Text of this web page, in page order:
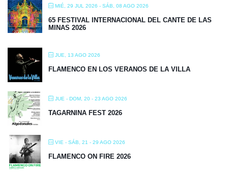
MIÉ, 29 JUL 2026 - SÁB, 08 AGO 2026
65 FESTIVAL INTERNACIONAL DEL CANTE DE LAS
MINAS 2026
JUE, 13 AGO 2026
FLAMENCO EN LOS VERANOS DE LA VILLA
JUE - DOM, 20 - 23 AGO 2026
TAGARNINA FEST 2026
VIE - SÁB, 21 - 29 AGO 2026
FLAMENCO ON FIRE 2026